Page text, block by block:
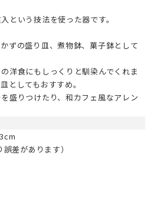
という技法を使った器です。
ずの盛り皿、煮物鉢、菓子鉢として
洋食にもしっくりと馴染んでくれま
としてもおすすめ。
盛りつけたり、和カフェ風なアレン
差があります）